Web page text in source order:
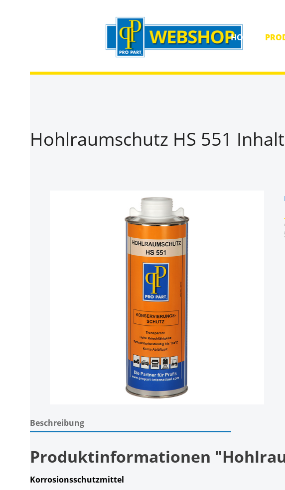
HOME
Hohlraumschutz HS 551
Beschreibung
Produktinformationen
Korrosionsschutzmittel